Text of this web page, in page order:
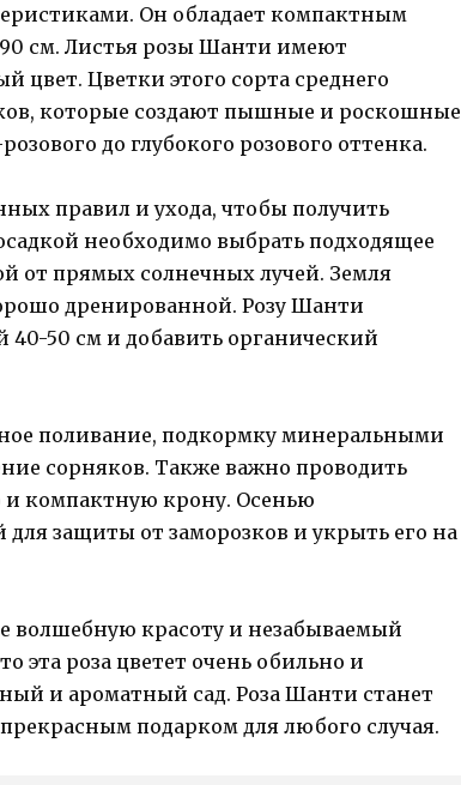
Он обладает компактным
см. Листья розы Шанти имеют
цвет. Цветки этого сорта среднего
которые создают пышные и роскошные
до глубокого розового оттенка.
правил и ухода, чтобы получить
необходимо выбрать подходящее
от прямых солнечных лучей. Земля
дренированной. Розу Шанти
40-50 см и добавить органический
поливание, подкормку минеральными
сорняков. Также важно проводить
и компактную крону. Осенью
защиты от заморозков и укрыть его на
волшебную красоту и незабываемый
эта роза цветет очень обильно и
и ароматный сад. Роза Шанти станет
подарком для любого случая.